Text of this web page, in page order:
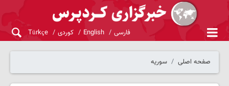
فارسی English کوردی Türkçe
صفحه اصلی سوریه